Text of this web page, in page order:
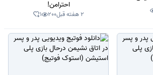
احترامن!
2 هفته قبل 200
1